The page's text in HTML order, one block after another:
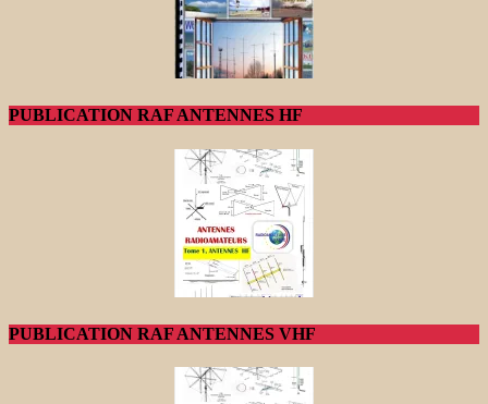
PUBLICATION RAF ANTENNES HF
PUBLICATION RAF ANTENNES VHF